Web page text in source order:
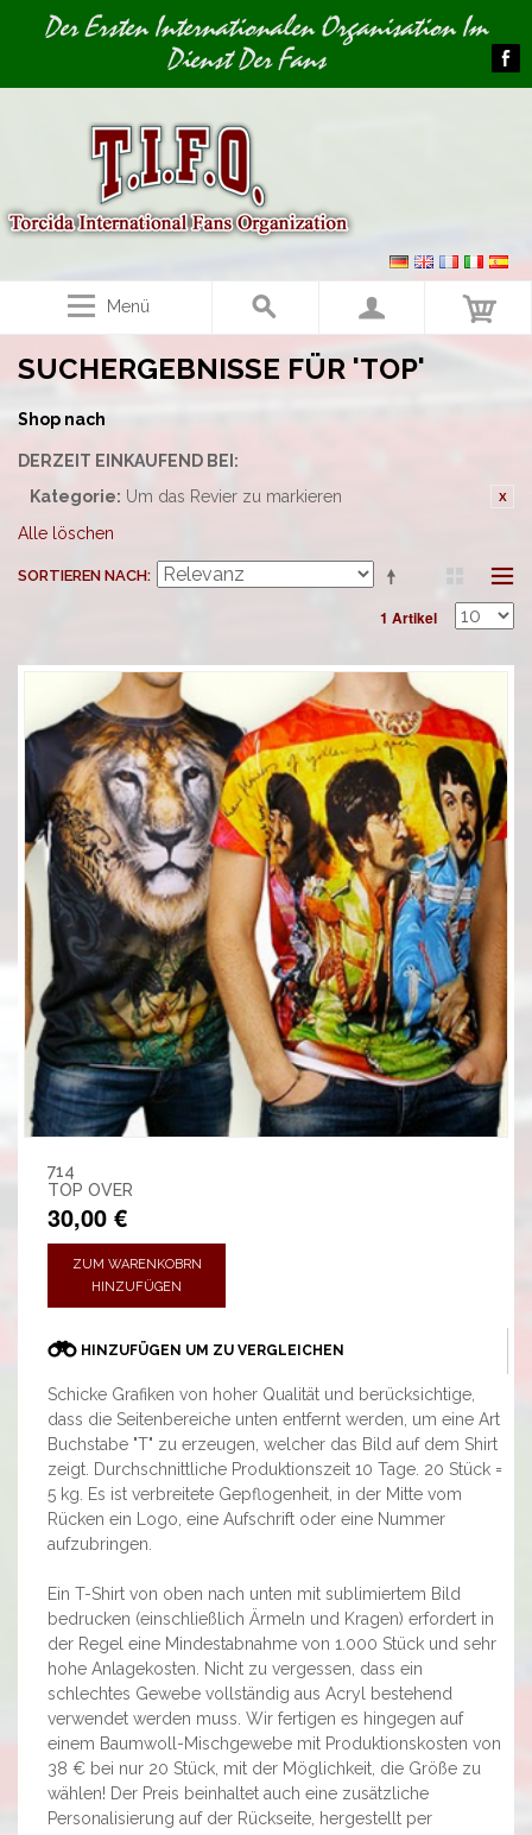
Image 01Der Ersten Internationalen Organisation Im
Dienst Der Fans
Menü
SUCHERGEBNISSE FÜR 'TOP'
Shop nach
DERZEIT EINKAUFEND BEI:
Kategorie: Um das Revier zu markieren
Alle löschen
SORTIEREN NACH
1 Artikel
714
TOP OVER
30,00 €
ZUM WARENKOBRN
HINZUFÜGEN
HINZUFÜGEN UM ZU VERGLEICHEN
Schicke Grafiken von hoher Qualität und berücksichtige,
dass die Seitenbereiche unten entfernt werden, um eine Art
Buchstabe "T" zu erzeugen, welcher das Bild auf dem Shirt
zeigt. Durchschnittliche Produktionszeit 10 Tage. 20 Stück =
5 kg. Es ist verbreitete Gepflogenheit, in der Mitte vom
Rücken ein Logo, eine Aufschrift oder eine Nummer
aufzubringen.
Ein T-Shirt von oben nach unten mit sublimiertem Bild
bedrucken (einschließlich Ärmeln und Kragen) erfordert in
der Regel eine Mindestabnahme von 1.000 Stück und sehr
hohe Anlagekosten. Nicht zu vergessen, dass ein
schlechtes Gewebe vollständig aus Acryl bestehend
verwendet werden muss. Wir fertigen es hingegen auf
einem Baumwoll-Mischgewebe mit Produktionskosten von
38 € bei nur 20 Stück, mit der Möglichkeit, die Größe zu
wählen! Der Preis beinhaltet auch eine zusätzliche
Personalisierung auf der Rückseite, hergestellt per